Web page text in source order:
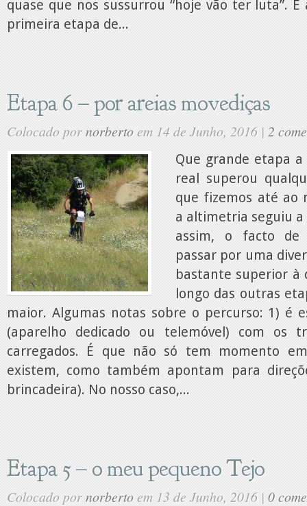
quase que nos sussurrou “hoje vão ter luta”.
primeira etapa de...
Etapa 6 – por areias movediças
Colocado pornorbertoem 14 de Junho, 2016 | 2
Que grande etapa
real superou
que fizemos até ao
a altimetria seguiu
assim, o facto de
passar por uma
bastante superior à
longo das outras
maior. Algumas notas sobre o percurso: 1) é
(aparelho dedicado ou telemóvel) com os
carregados. É que não só tem momento
existem, como também apontam para
brincadeira). No nosso caso,...
Etapa 5 – o meu pequeno Tejo
Colocado pornorberto em 13 de Junho, 2016 | 0